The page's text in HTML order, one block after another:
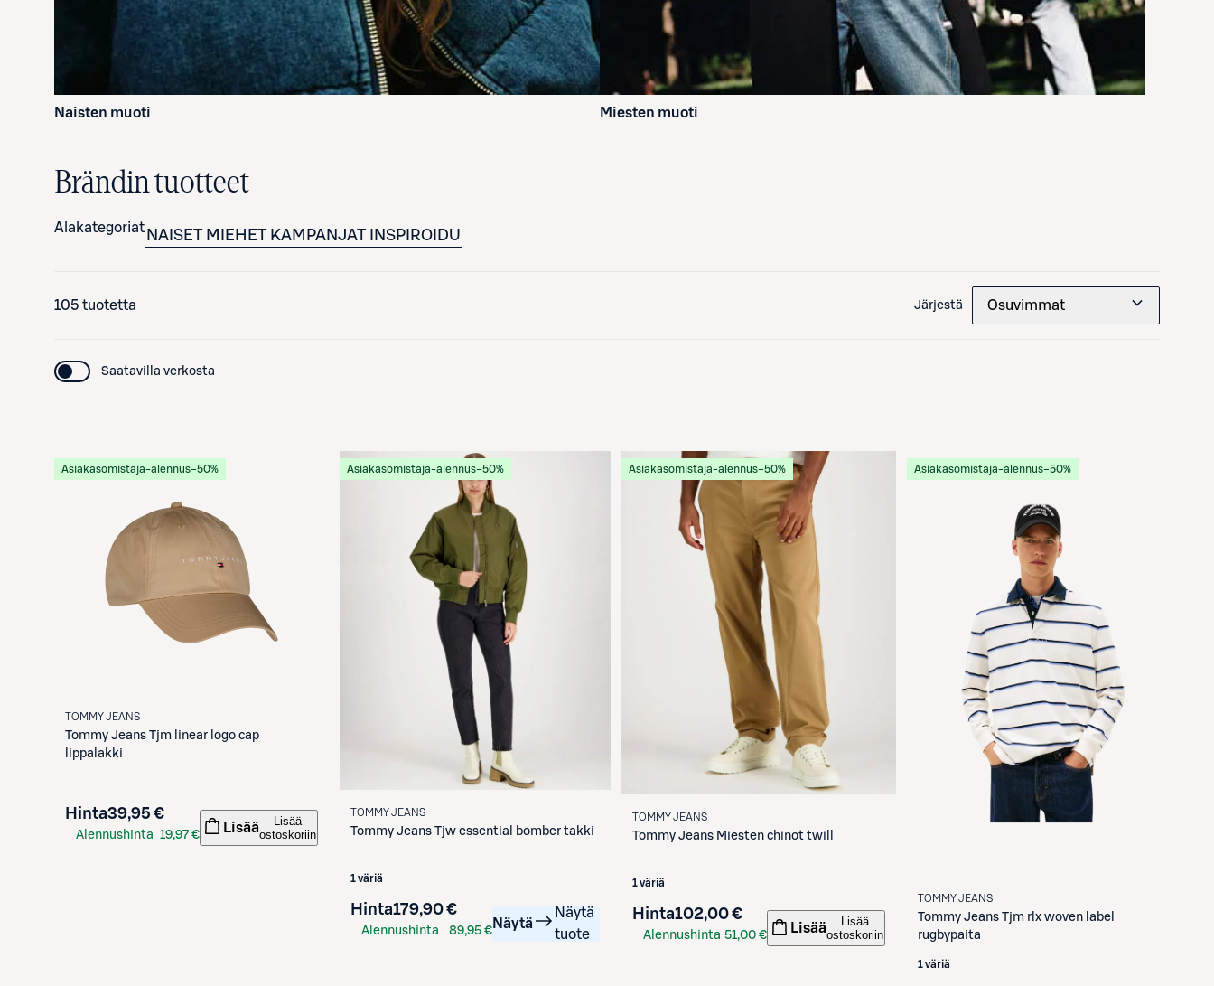
Naisten muoti Miesten muoti
Brändin tuotteet
Alakategoriat NAISET MIEHET KAMPANJAT INSPIROIDU
105 tuotetta Järjestä Osuvimmat
Saatavilla verkosta
Asiakasomistaja-alennus−50%
TOMMY JEANS
Tommy Jeans Tjm linear logo cap
lippalakki
Hinta39,95 €
Alennushinta 19,97 € Lisää
Lisää
ostoskoriin
Asiakasomistaja-alennus−50%
TOMMY JEANS
Tommy Jeans Tjw essential bomber takki
1 väriä
Hinta179,90 €
Alennushinta
89,95 € Näytä
Näytä
tuote
Asiakasomistaja-alennus−50%
TOMMY JEANS
Tommy Jeans Miesten chinot twill
1 väriä
Hinta102,00 €
Alennushinta 51,00 € Lisää
Lisää
ostoskoriin
Asiakasomistaja-alennus−50%
TOMMY JEANS
Tommy Jeans Tjm rlx woven label
rugbypaita
1 väriä